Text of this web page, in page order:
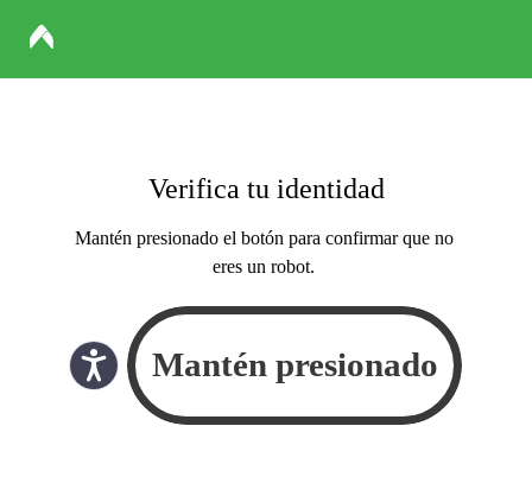
Verifica tu identidad
Mantén presionado el botón para confirmar que no
eres un robot.